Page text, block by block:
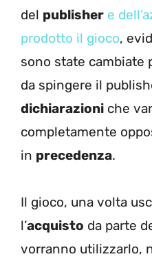
del publisher e
prodotto il gioco,
sono state cambiate
da spingere il
dichiarazioni che
completamente
in precedenza.
Il gioco, una volta
l’acquisto da parte
vorranno utilizzarlo,